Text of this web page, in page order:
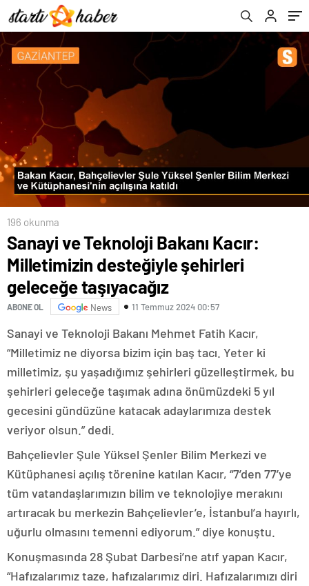
196 okunma
Sanayi ve Teknoloji Bakanı Kacır:
Milletimizin desteğiyle şehirleri
geleceğe taşıyacağız
ABONE OL News 11 Temmuz 2024 00:57
Sanayi ve Teknoloji Bakanı Mehmet Fatih Kacır,
“Milletimiz ne diyorsa bizim için baş tacı. Yeter ki
milletimiz, şu yaşadığımız şehirleri güzelleştirmek, bu
şehirleri geleceğe taşımak adına önümüzdeki 5 yıl
gecesini gündüzüne katacak adaylarımıza destek
veriyor olsun.” dedi.
Bahçelievler Şule Yüksel Şenler Bilim Merkezi ve
Kütüphanesi açılış törenine katılan Kacır, “7’den 77’ye
tüm vatandaşlarımızın bilim ve teknolojiye merakını
artıracak bu merkezin Bahçelievler’e, İstanbul’a hayırlı,
uğurlu olmasını temenni ediyorum.” diye konuştu.
Konuşmasında 28 Şubat Darbesi’ne atıf yapan Kacır,
“Hafızalarımız taze, hafızalarımız diri. Hafızalarımızı diri